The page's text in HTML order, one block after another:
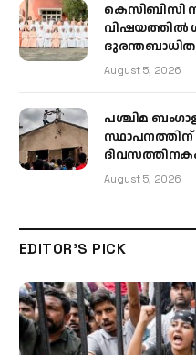
കെസിബിസി
വിഷയത്തിൽ
August 5, 2026
പശ്ചിമ
August 5, 2026
EDITOR'S PICK